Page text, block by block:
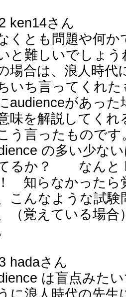
ken14さん
くとも問題や何か
と難しいでしょう
場合は、浪人時代
いち言ってくれ
audienceがあった
味を解説してく
う言ったもので
の多い少な
るか？ なんと
知らなかった
こんなような試
（覚えている場
hadaさん
は盲点みた
に浪人時代の先